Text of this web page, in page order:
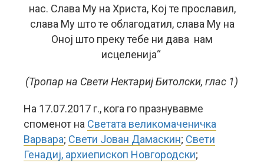
нас. Слава Му на Христа, Кој те прославил,
слава Му што те облагодатил, слава Му на
Оној што преку тебе ни дава нам
исцеленија“
(Тропар на Свети Нектариј Битолски, глас 1)
На 17.07.2017 г., кога го празнувавме
споменот на Светата великомаченичка
Варвара; Свети Јован Дамаскин; Свети
Генадиј, архиепископ Новгородски;